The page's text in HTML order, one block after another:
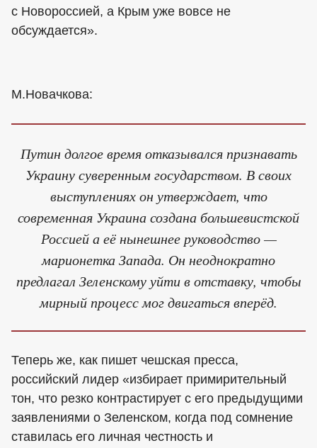
с Новороссией, а Крым уже вовсе не
обсуждается».
М.Новачкова:
Путин долгое время отказывался признавать
Украину суверенным государством. В своих
выступлениях он утверждает, что
современная Украина создана большевистской
Россией а её нынешнее руководство —
марионетка Запада. Он неоднократно
предлагал Зеленскому уйти в отставку, чтобы
мирный процесс мог двигаться вперёд.
Теперь же, как пишет чешская пресса,
российский лидер «избирает примирительный
тон, что резко контрастирует с его предыдущими
заявлениями о Зеленском, когда под сомнение
ставилась его личная честность и